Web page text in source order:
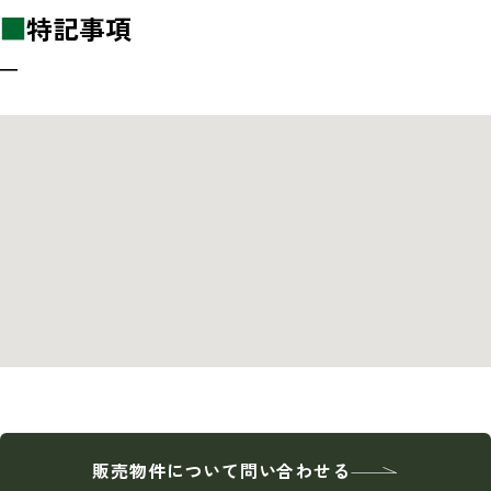
■特記事項
―
販売物件について問い合わせる